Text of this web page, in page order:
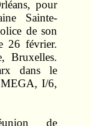
pour
Sainte-
de son
26 février.
Bruxelles.
dans le
I/6,
de